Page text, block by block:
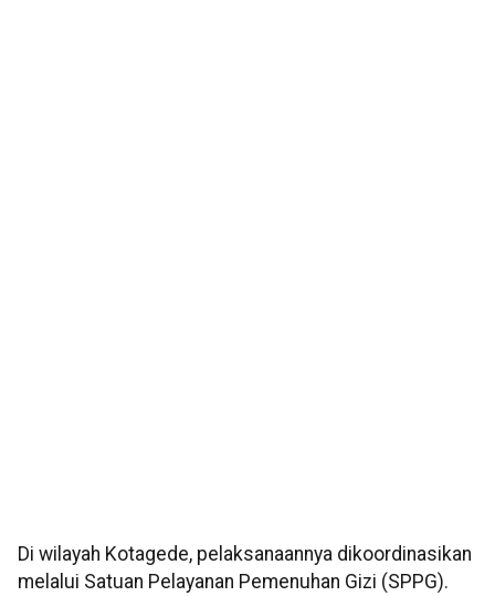
Di wilayah Kotagede, pelaksanaannya dikoordinasikan
melalui Satuan Pelayanan Pemenuhan Gizi (SPPG).